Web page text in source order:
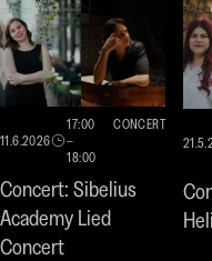
11.6.2026
17:00
–
18:00
CONCERT
Concert: Sibelius
Academy Lied
Concert